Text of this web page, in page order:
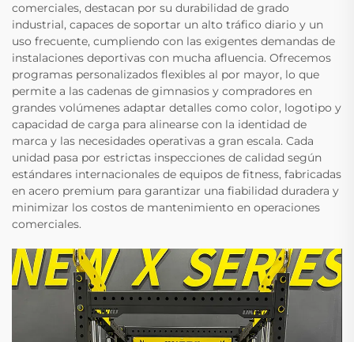
comerciales, destacan por su durabilidad de grado
industrial, capaces de soportar un alto tráfico diario y un
uso frecuente, cumpliendo con las exigentes demandas de
instalaciones deportivas con mucha afluencia. Ofrecemos
programas personalizados flexibles al por mayor, lo que
permite a las cadenas de gimnasios y compradores en
grandes volúmenes adaptar detalles como color, logotipo y
capacidad de carga para alinearse con la identidad de
marca y las necesidades operativas a gran escala. Cada
unidad pasa por estrictas inspecciones de calidad según
estándares internacionales de equipos de fitness, fabricadas
en acero premium para garantizar una fiabilidad duradera y
minimizar los costos de mantenimiento en operaciones
comerciales.